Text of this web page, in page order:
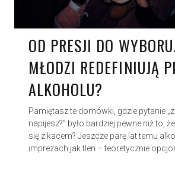
OD PRESJI DO
MŁODZI REDEFINIUJĄ
ALKOHOLU?
Pamiętasz te domówki, gdzie pytanie
napijesz?” było bardziej pewne niż to,
się z kacem? Jeszcze parę lat temu
imprezach jak tlen – teoretycznie